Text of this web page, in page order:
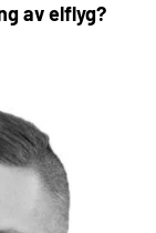
av elflyg?